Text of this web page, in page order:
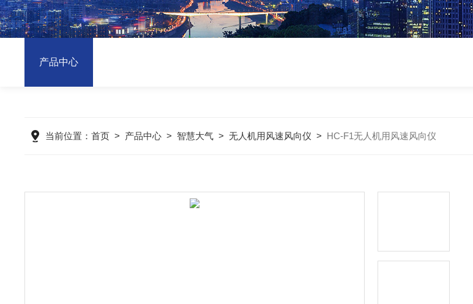
产品中心
当前位置：首页 > 产品中心 > 智慧大气 >无人机用风速风向仪 > HC-F1无人机用风速风向仪